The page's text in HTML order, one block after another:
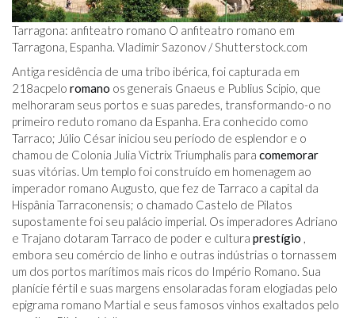
Tarragona: anfiteatro romano O anfiteatro romano em
Tarragona, Espanha. Vladimir Sazonov /Shutterstock.com
Antiga residência de uma tribo ibérica, foi capturada em
218acpelo romano os generais Gnaeus e Publius Scipio, que
melhoraram seus portos e suas paredes, transformando-o no
primeiro reduto romano da Espanha. Era conhecido como
Tarraco; Júlio César iniciou seu período de esplendor e o
chamou de Colonia Julia Victrix Triumphalis para comemorar
suas vitórias. Um templo foi construído em homenagem ao
imperador romano Augusto, que fez de Tarraco a capital da
Hispânia Tarraconensis; o chamado Castelo de Pilatos
supostamente foi seu palácio imperial. Os imperadores Adriano
e Trajano dotaram Tarraco de poder e cultura prestígio ,
embora seu comércio de linho e outras indústrias o tornassem
um dos portos marítimos mais ricos do Império Romano. Sua
planície fértil e suas margens ensolaradas foram elogiadas pelo
epigrama romano Martial e seus famosos vinhos exaltados pelo